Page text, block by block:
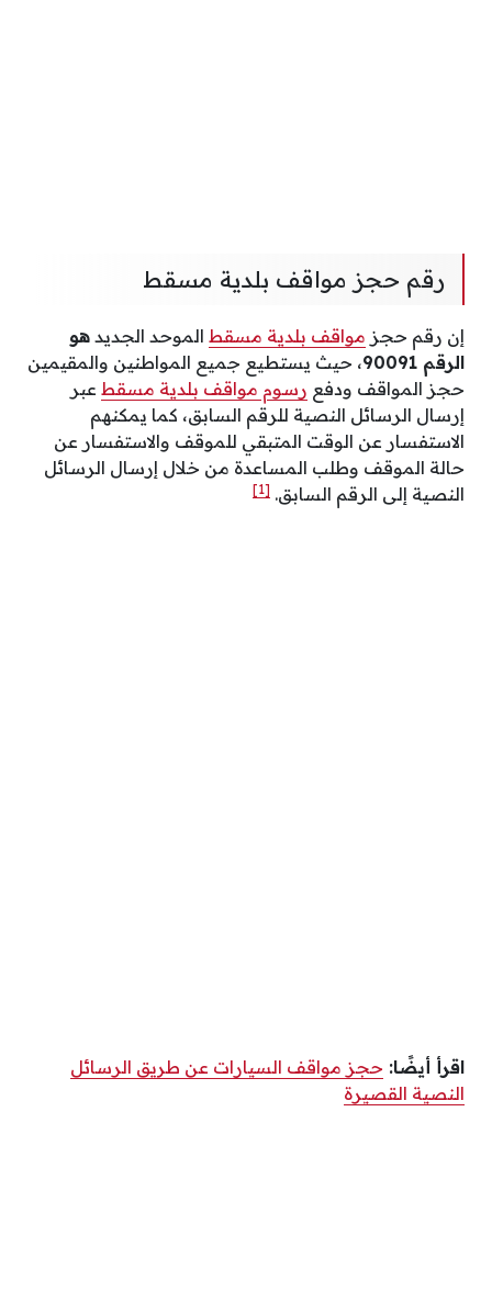
رقم حجز مواقف بلدية مسقط
إن رقم حجز مواقف بلدية مسقط الموحد الجديد هو
الرقم 90091
، حيث يستطيع جميع المواطنين والمقيمين
حجز المواقف ودفع رسوم مواقف بلدية مسقط عبر
إرسال الرسائل النصية للرقم السابق، كما يمكنهم
الاستفسار عن الوقت المتبقي للموقف والاستفسار عن
حالة الموقف وطلب المساعدة من خلال إرسال الرسائل
النصية إلى الرقم السابق. [1]
اقرأ أيضًا: حجز مواقف السيارات عن طريق الرسائل
النصية القصيرة